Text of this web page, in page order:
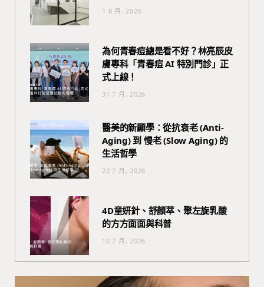
1 8 月, 2026
為何青春痘總是看不好？林亮辰皮
膚專科「青春痘 AI 特別門診」正
式上線！
31 7 月, 2026
醫美的新顯學：從抗衰老 (Anti-
Aging) 到 慢老 (Slow Aging) 的
生活哲學
22 7 月, 2026
4D童妍針、舒顏萃、聚左旋乳酸
的方方面面與科普
10 7 月, 2026